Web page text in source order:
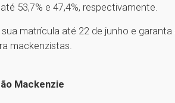
53,7% e 47,4%, respectivamente.
matrícula até 22 de junho e garanta
mackenzistas.
Mackenzie